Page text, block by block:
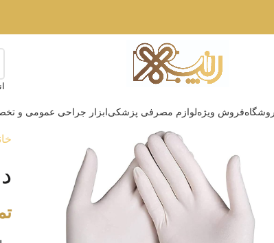
فروش ویژهلوازم مصرفی پزشکیابزار جراحی عمومی و